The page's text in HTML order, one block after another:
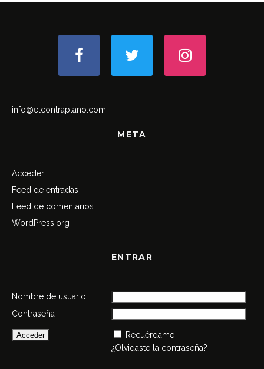
info@elcontraplano.com
META
Acceder
Feed de entradas
Feed de comentarios
WordPress.org
ENTRAR
Nombre de usuario
Contraseña
Recuérdame
¿Olvidaste la contraseña?